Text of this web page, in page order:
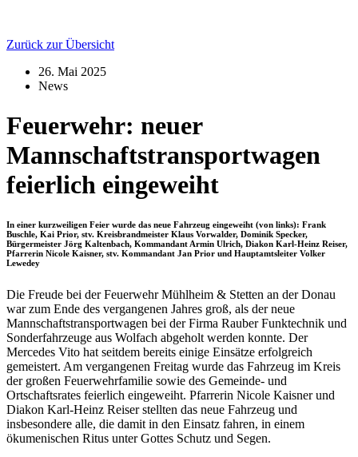
Zurück zur Übersicht
26. Mai 2025
News
Feuerwehr: neuer
Mannschaftstransportwagen
feierlich eingeweiht
In einer kurzweiligen Feier wurde das neue Fahrzeug eingeweiht (von links): Frank
Buschle, Kai Prior, stv. Kreisbrandmeister Klaus Vorwalder, Dominik Specker,
Bürgermeister Jörg Kaltenbach, Kommandant Armin Ulrich, Diakon Karl-Heinz Reiser,
Pfarrerin Nicole Kaisner, stv. Kommandant Jan Prior und Hauptamtsleiter Volker
Lewedey
Die Freude bei der Feuerwehr Mühlheim & Stetten an der Donau
war zum Ende des vergangenen Jahres groß, als der neue
Mannschaftstransportwagen bei der Firma Rauber Funktechnik und
Sonderfahrzeuge aus Wolfach abgeholt werden konnte. Der
Mercedes Vito hat seitdem bereits einige Einsätze erfolgreich
gemeistert. Am vergangenen Freitag wurde das Fahrzeug im Kreis
der großen Feuerwehrfamilie sowie des Gemeinde- und
Ortschaftsrates feierlich eingeweiht. Pfarrerin Nicole Kaisner und
Diakon Karl-Heinz Reiser stellten das neue Fahrzeug und
insbesondere alle, die damit in den Einsatz fahren, in einem
ökumenischen Ritus unter Gottes Schutz und Segen.